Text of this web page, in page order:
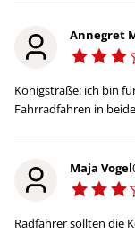
Annegret
Königstraße: ich bin
Fahrradfahren in
Maja Vogel
Radfahrer sollten die